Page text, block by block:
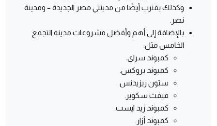
وكذلك يقترب أيضًا من مدينتي مصر الجديدة – ومدينة
نصر.
بالإضافة إلى أهم وأفضل مشروعات مدينة التجمع
الخامس مثل:
كمبوند سراي.
كمبوند بروكس.
ستون ريزيدنس
فيفث سكوير.
كمبوند زيد ايست.
كمبوند أزار.